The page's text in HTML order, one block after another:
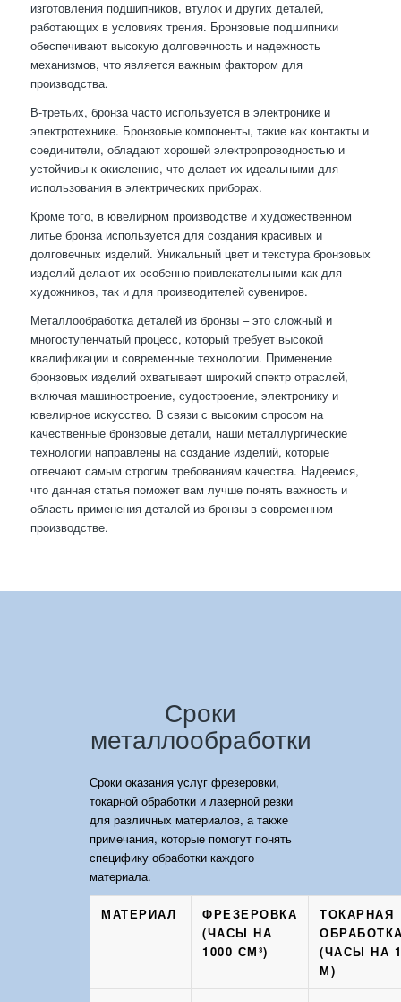
изготовления подшипников, втулок и других деталей,
работающих в условиях трения. Бронзовые подшипники
обеспечивают высокую долговечность и надежность
механизмов, что является важным фактором для
производства.
В-третьих, бронза часто используется в электронике и
электротехнике. Бронзовые компоненты, такие как контакты и
соединители, обладают хорошей электропроводностью и
устойчивы к окислению, что делает их идеальными для
использования в электрических приборах.
Кроме того, в ювелирном производстве и художественном
литье бронза используется для создания красивых и
долговечных изделий. Уникальный цвет и текстура бронзовых
изделий делают их особенно привлекательными как для
художников, так и для производителей сувениров.
Металлообработка деталей из бронзы – это сложный и
многоступенчатый процесс, который требует высокой
квалификации и современные технологии. Применение
бронзовых изделий охватывает широкий спектр отраслей,
включая машиностроение, судостроение, электронику и
ювелирное искусство. В связи с высоким спросом на
качественные бронзовые детали, наши металлургические
технологии направлены на создание изделий, которые
отвечают самым строгим требованиям качества. Надеемся,
что данная статья поможет вам лучше понять важность и
область применения деталей из бронзы в современном
производстве.
Сроки
металлообработки
Сроки оказания услуг фрезеровки,
токарной обработки и лазерной резки
для различных материалов, а также
примечания, которые помогут понять
специфику обработки каждого
материала.
МАТЕРИАЛ
ФРЕЗЕРОВКА
(ЧАСЫ НА
1000 СМ³)
ТОКАРНАЯ
(ЧАСЫ НА 1
М)